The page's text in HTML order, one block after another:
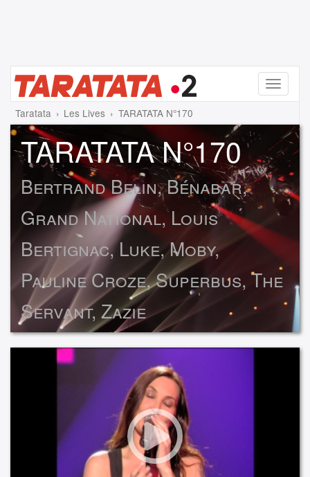
Menu
Taratata Les Lives TARATATA N°170
TARATATA N°170
Bertrand Belin, Bénabar,
Grand National, Louis
Bertignac, Luke, Moby,
Pauline Croze, Superbus, The
Servant, Zazie